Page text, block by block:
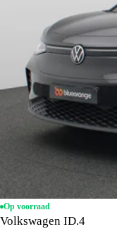
Op voorraad
Volkswagen ID.4